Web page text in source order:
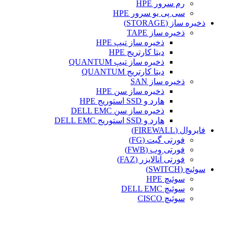
رم سرور HPE
سی پی یو سرور HPE
ذخیره ساز (STORAGE)
ذخیره ساز TAPE
ذخیره ساز تیپ HPE
دیتا کارتریج HPE
ذخیره ساز تیپ QUANTUM
دیتا کارتریج QUANTUM
ذخیره ساز SAN
ذخیره ساز سن HPE
هارد و SSD استوریج HPE
ذخیره ساز سن DELL EMC
هارد و SSD استوریج DELL EMC
فایروال (FIREWALL)
فورتی گیت (FG)
فورتی وب (FWB)
فورتی آنالایزر (FAZ)
سوئیچ (SWITCH)
سوئیچ HPE
سوئیچ DELL EMC
سوئیچ CISCO